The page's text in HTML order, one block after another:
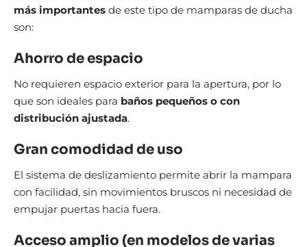
más importantes de este tipo de mamparas de ducha
son:
Ahorro de espacio
No requieren espacio exterior para la apertura, por lo
que son ideales para baños pequeños o con
distribución ajustada.
Gran comodidad de uso
El sistema de deslizamiento permite abrir la mampara
con facilidad, sin movimientos bruscos ni necesidad de
empujar puertas hacia fuera.
Acceso amplio (en modelos de varias